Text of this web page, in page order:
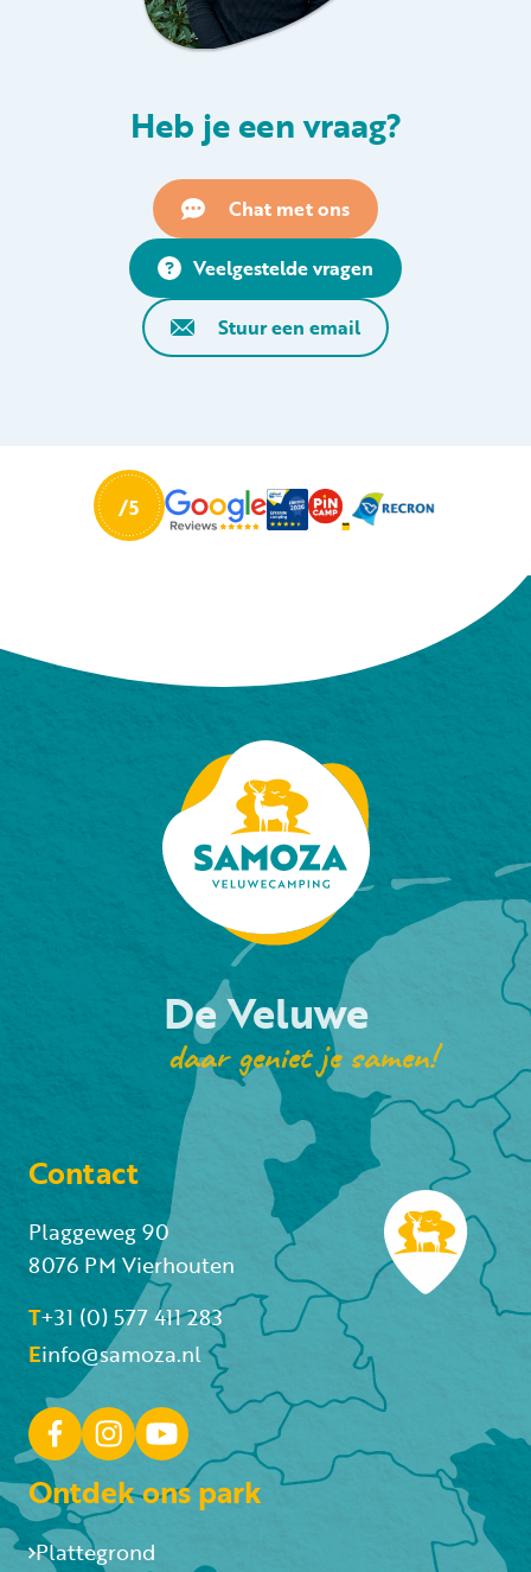
Heb je een vraag?
Chat met ons
Veelgestelde vragen
Stuur een email
De Veluwe
daar geniet je samen!
Contact
Plaggeweg 90
8076 PM Vierhouten
T+31 (0) 577 411 283
Einfo@samoza.nl
Ontdek ons park
Plattegrond